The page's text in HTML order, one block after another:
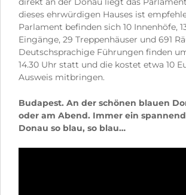
dieses ehrwürdigen Hauses ist
Parlament befinden sich 10 Innenhöfe,
Eingänge, 29 Treppenhäuser und 691
Deutschsprachige Führungen finden um
14.30 Uhr statt und die kostet etwa 10
Ausweis mitbringen.
Budapest. An der schönen blauen
oder am Abend. Immer ein
Donau so blau, so blau…